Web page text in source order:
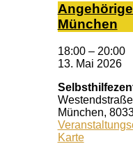
Mün­chen
18:00 – 20:00
13. Mai 2026
München,
Karte